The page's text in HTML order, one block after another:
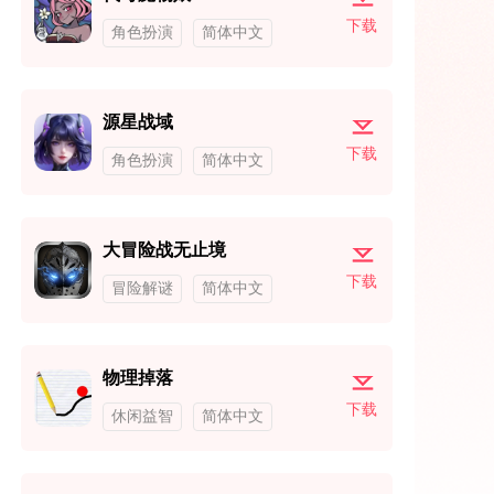
角色扮演 简体中文 下载
源星战域
角色扮演 简体中文 下载
大冒险战无止境
冒险解谜 简体中文 下载
物理掉落
休闲益智 简体中文 下载